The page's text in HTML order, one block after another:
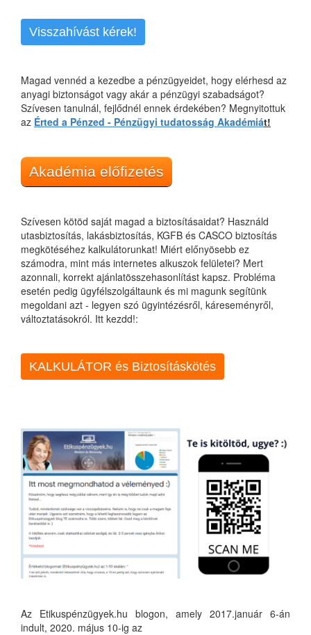
Visszahívást kérek!
Magad vennéd a kezedbe a pénzügyeidet, hogy elérhesd az
anyagi biztonságot vagy akár a pénzügyi szabadságot?
Szívesen tanulnál, fejlődnél ennek érdekében? Megnyitottuk
az Érted a Pénzed - Pénzügyi tudatosság Akadémiát!
Akadémia előfizetés
Szívesen kötöd saját magad a biztosításaidat? Használd
utasbiztosítás, lakásbiztosítás, KGFB és CASCO biztosítás
megkötéséhez kalkulátorunkat! Miért előnyösebb ez
számodra, mint más internetes alkuszok felületei? Mert
azonnali, korrekt ajánlatösszehasonlítást kapsz. Probléma
esetén pedig ügyfélszolgáltaunk és mi magunk segítünk
megoldani azt - legyen szó ügyintézésről, káreseményről,
változtatásokról. Itt kezdd!:
KALKULÁTOR és Biztosításkötés
Az Etikuspénzügyek.hu blogon, amely 2017.január 6-án
indult, 2020. május 10-ig az